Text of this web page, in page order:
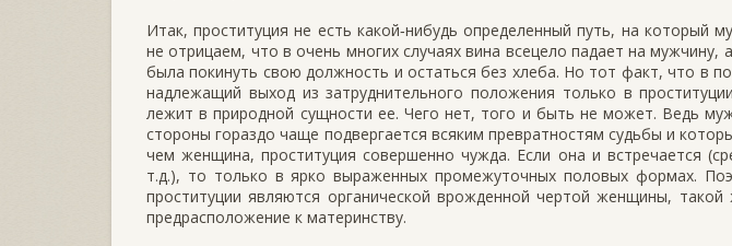
Итак, проституция не есть какой‑нибудь определенный путь, на
не отрицаем, что в очень многих случаях вина всецело падает на мужчину,
была покинуть свою должность и остаться без хлеба. Но тот факт, что в
надлежащий выход из затруднительного положения только в
лежит в природной сущности ее. Чего нет, того и быть не может. Ведь
стороны гораздо чаще подвергается всяким превратностям судьбы и
чем женщина, проституция совершенно чужда. Если она и встречается
т.д.), то только в ярко выраженных промежуточных половых формах.
проституции являются органической врожденной чертой женщины, такой
предрасположение к материнству.